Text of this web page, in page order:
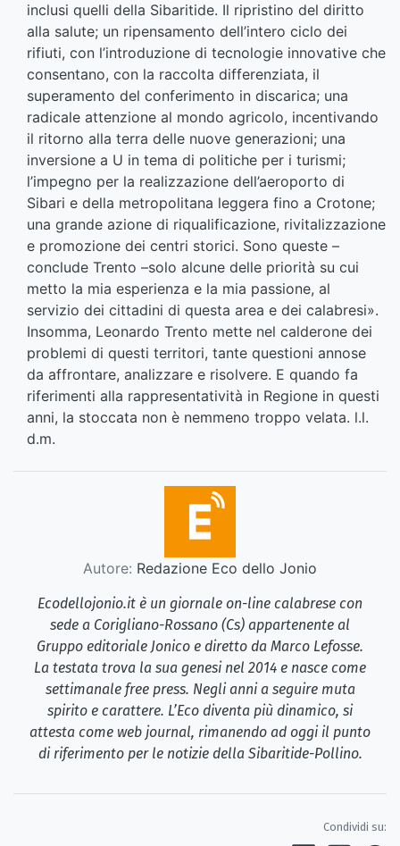
inclusi quelli della Sibaritide. Il ripristino del diritto
alla salute; un ripensamento dell’intero ciclo dei
rifiuti, con l’introduzione di tecnologie innovative che
consentano, con la raccolta differenziata, il
superamento del conferimento in discarica; una
radicale attenzione al mondo agricolo, incentivando
il ritorno alla terra delle nuove generazioni; una
inversione a U in tema di politiche per i turismi;
l’impegno per la realizzazione dell’aeroporto di
Sibari e della metropolitana leggera fino a Crotone;
una grande azione di riqualificazione, rivitalizzazione
e promozione dei centri storici. Sono queste –
conclude Trento –solo alcune delle priorità su cui
metto la mia esperienza e la mia passione, al
servizio dei cittadini di questa area e dei calabresi».
Insomma, Leonardo Trento mette nel calderone dei
problemi di questi territori, tante questioni annose
da affrontare, analizzare e risolvere. E quando fa
riferimenti alla rappresentatività in Regione in questi
anni, la stoccata non è nemmeno troppo velata. l.l.
d.m.
Autore: Redazione Eco dello Jonio
Ecodellojonio.it è un giornale on-line calabrese con
sede a Corigliano-Rossano (Cs) appartenente al
Gruppo editoriale Jonico e diretto da Marco Lefosse.
La testata trova la sua genesi nel 2014 e nasce come
settimanale free press. Negli anni a seguire muta
spirito e carattere. L’Eco diventa più dinamico, si
attesta come web journal, rimanendo ad oggi il punto
di riferimento per le notizie della Sibaritide-Pollino.
Condividi su: